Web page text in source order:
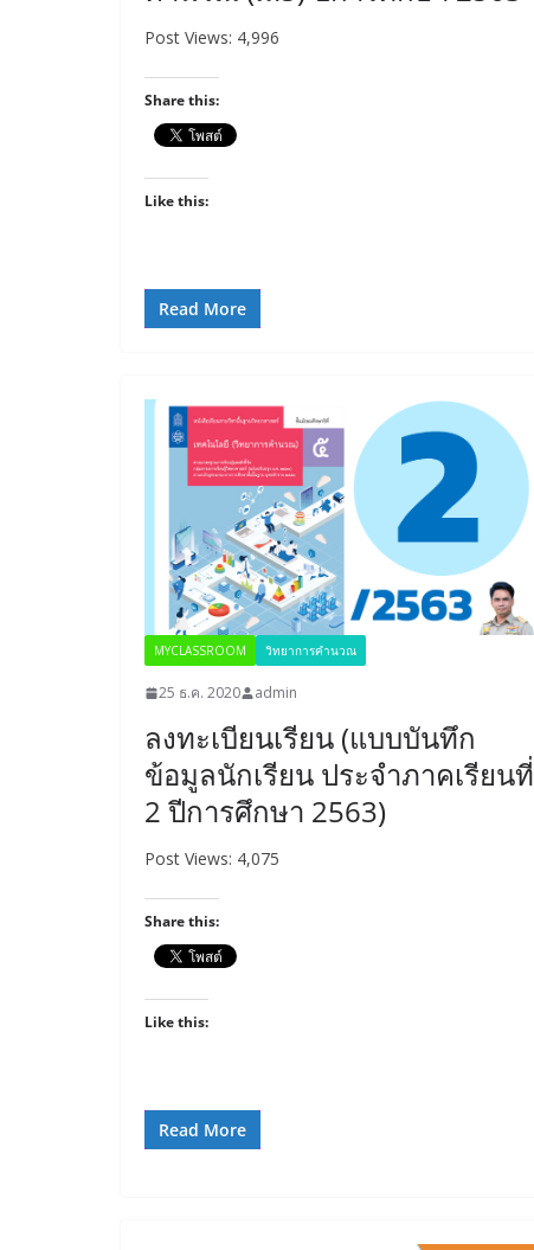
Post Views: 4,996
Share this:
Like this:
Read More
MYCLASSROOM วิทยาการคำนวณ
25 ธ.ค. 2020 admin
ลงทะเบียนเรียน (แบบบันทึก
ข้อมูลนักเรียน ประจำภาคเรียนที่
2 ปีการศึกษา 2563)
Post Views: 4,075
Share this:
Like this:
Read More